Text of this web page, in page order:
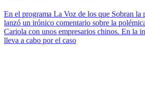
En el programa La Voz de los que Sobran la
lanzó un irónico comentario sobre la
Cariola con unos empresarios chinos. En la
lleva a cabo por el caso